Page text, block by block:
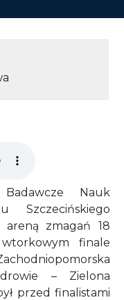
Nauk
Szczecińskiego
areną zmagań 18
finale
– Zielona
przed finalistami